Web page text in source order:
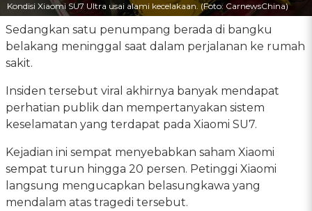
Kondisi Xiaomi SU7 Ultra usai alami kecelakaan. (Foto: CarnewsChina)
Sedangkan satu penumpang berada di bangku
belakang meninggal saat dalam perjalanan ke rumah
sakit.
Insiden tersebut viral akhirnya banyak mendapat
perhatian publik dan mempertanyakan sistem
keselamatan yang terdapat pada Xiaomi SU7.
Kejadian ini sempat menyebabkan saham Xiaomi
sempat turun hingga 20 persen. Petinggi Xiaomi
langsung mengucapkan belasungkawa yang
mendalam atas tragedi tersebut.